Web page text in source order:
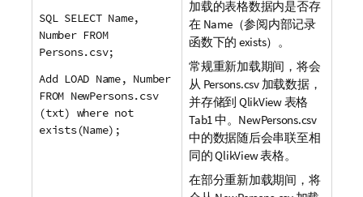
SQL SELECT Name,
Number FROM
Persons.csv;
Add LOAD Name, Number
FROM NewPersons.csv
(txt) where not
exists(Name);
加载的表格数据内是否存
在 Name（参阅内部记录
函数下的 exists）。
常规重新加载期间，将会
从 Persons.csv加载数据，
并存储到 QlikView表格
Tab1中。 NewPersons.csv
中的数据随后会串联至相
同的QlikView表格。
在部分重新加载期间，将